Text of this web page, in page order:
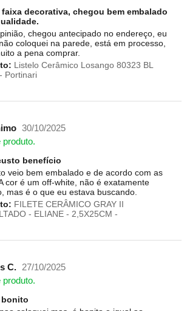
faixa decorativa, chegou bem embalado
chegou antecipado no endereço, eu
coloquei na parede, está em processo,
a pena comprar.
Listelo Cerâmico Losango 80323 BL
Portinari
30/10/2025
produto.
benefício
veio bem embalado e de acordo com as
cor é um off-white, não é exatamente
mas é o que eu estava buscando.
FILETE CERÂMICO GRAY II
- ELIANE - 2,5X25CM -
C. 27/10/2025
produto.